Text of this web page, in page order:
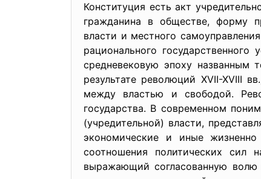
Конституция есть акт
гражданина в обществе, форму
власти и местного
рационального
средневековую эпоху названным
результате революций XVII-XVIII
между властью и свободой.
государства. В современном
(учредительной) власти,
экономические и иные
соотношения политических сил
выражающий согласованную